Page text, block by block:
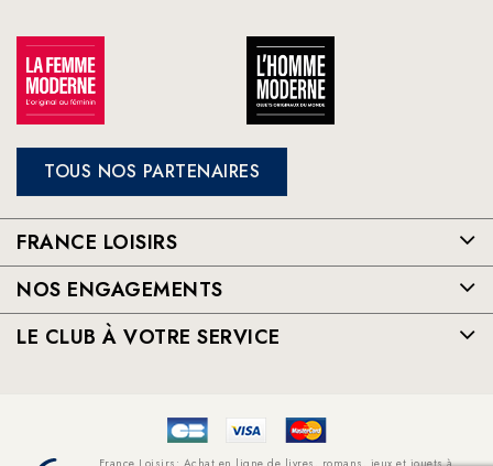
TOUS NOS PARTENAIRES
FRANCE LOISIRS
NOS ENGAGEMENTS
LE CLUB À VOTRE SERVICE